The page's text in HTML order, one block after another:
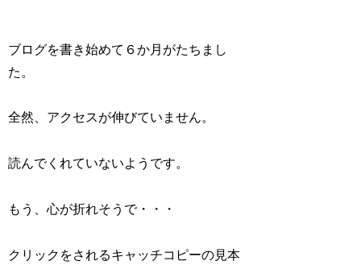
ブログを書き始めて６か月がたちまし
た。
全然、アクセスが伸びていません。
読んでくれていないようです。
もう、心が折れそうで・・・
クリックをされるキャッチコピーの見本